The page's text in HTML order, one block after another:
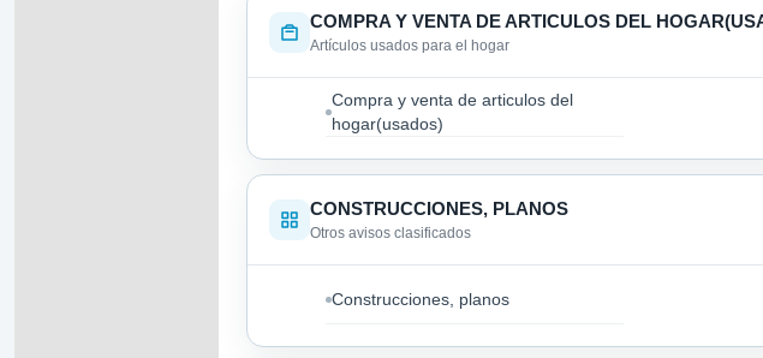
COMPRA Y VENTA DE ARTICULOS DEL
Artículos usados para el hogar
Compra y venta de articulos del
hogar(usados)
CONSTRUCCIONES, PLANOS
Otros avisos clasificados
Construcciones, planos